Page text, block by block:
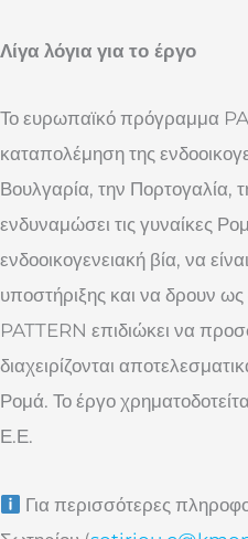
Λίγα λόγια για το έργο
Το ευρωπαϊκό πρόγραμμα
καταπολέμηση της
Βουλγαρία, την Πορτογαλία,
ενδυναμώσει τις γυναίκες
ενδοοικογενειακή βία, να
υποστήριξης και να δρουν ως
PATTERN επιδιώκει να
διαχειρίζονται
Ρομά. Το έργο
Ε.Ε.
Για περισσότερες